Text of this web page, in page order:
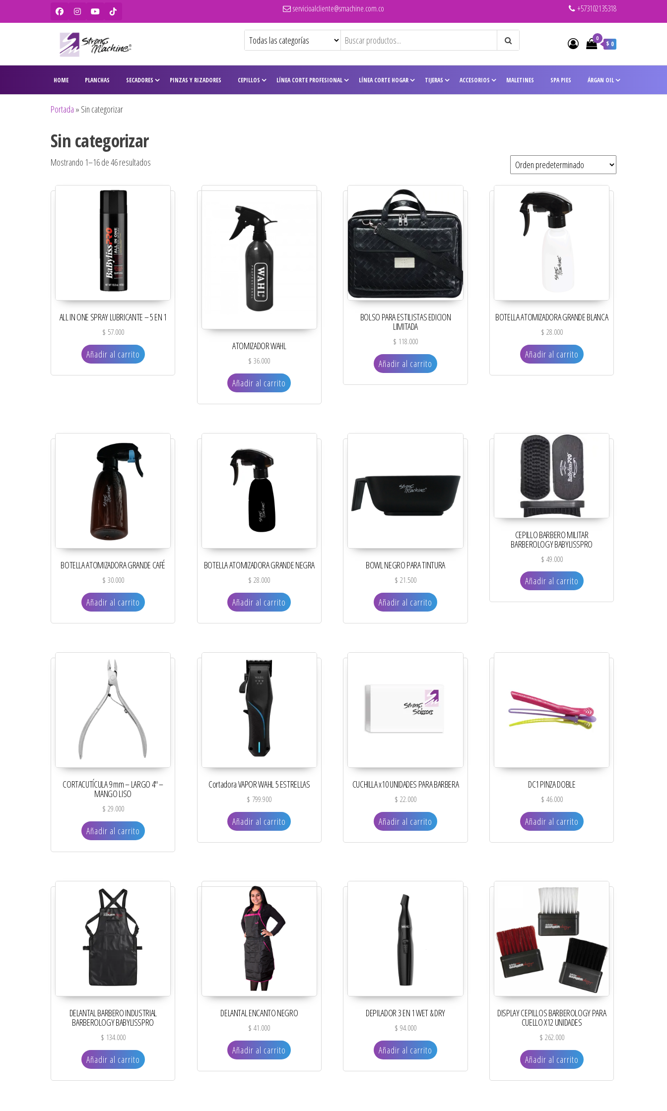
servicioalcliente@smachine.com.co +573102135318
Strong
Machine –
BaBylissPRO
– WAHL –
Garden
planchas,
rizadores,
maquinas
tijeras,
cepillos y
penes
peluquería
0
$ 0
HOME PLANCHAS SECADORES PINZAS Y RIZADORES CEPILLOS LÍNEA CORTE PROFESIONAL LÍNEA CORTE HOGAR TIJERAS ACCESORIOS MALETINES SPA PIES ÁRGAN OIL
Portada » Sin categorizar
Sin categorizar
Mostrando 1–16 de 46 resultados
ALL IN ONE SPRAY LUBRICANTE – 5 EN 1
$ 57.000
Añadir al carrito
ATOMIZADOR WAHL
$ 36.000
Añadir al carrito
BOLSO PARA ESTILISTAS EDICION
LIMITADA
$ 118.000
Añadir al carrito
BOTELLA ATOMIZADORA GRANDE BLANCA
$ 28.000
Añadir al carrito
BOTELLA ATOMIZADORA GRANDE CAFÉ
$ 30.000
Añadir al carrito
BOTELLA ATOMIZADORA GRANDE NEGRA
$ 28.000
Añadir al carrito
BOWL NEGRO PARA TINTURA
$ 21.500
Añadir al carrito
CEPILLO BARBERO MILITAR
BARBEROLOGY BABYLISSPRO
$ 49.000
Añadir al carrito
CORTACUTÍCULA 9 mm – LARGO 4″ –
MANGO LISO
$ 29.000
Añadir al carrito
Cortadora VAPOR WAHL 5 ESTRELLAS
$ 799.900
Añadir al carrito
CUCHILLA x10 UNIDADES PARA BARBERA
$ 22.000
Añadir al carrito
DC1 PINZA DOBLE
$ 46.000
Añadir al carrito
DELANTAL BARBERO INDUSTRIAL
BARBEROLOGY BABYLISSPRO
$ 134.000
Añadir al carrito
DELANTAL ENCANTO NEGRO
$ 41.000
Añadir al carrito
DEPILADOR 3 EN 1 WET & DRY
$ 94.000
Añadir al carrito
DISPLAY CEPILLOS BARBEROLOGY PARA
CUELLO X12 UNIDADES
$ 262.000
Añadir al carrito